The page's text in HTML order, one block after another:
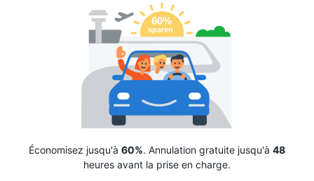
Économisez jusqu'à 60%. Annulation gratuite jusqu'à 48
heures avant la prise en charge.